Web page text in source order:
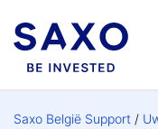
Saxo België Support